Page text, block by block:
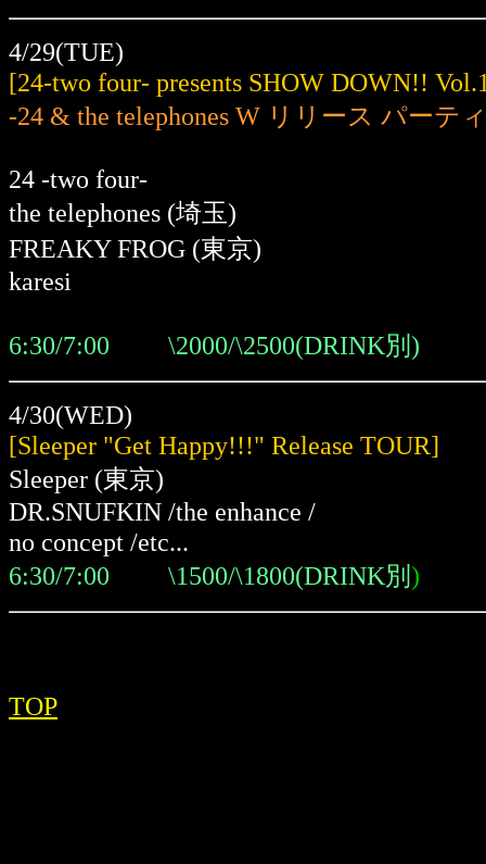
4/29(TUE)
[24-two four- presents SHOW DOWN!!
-24 & the telephones W リリース パーテ
24 -two four-
the telephones (埼玉)
FREAKY FROG (東京)
karesi
6:30/7:00 \2000/\2500(DRINK別)
4/30(WED)
[Sleeper "Get Happy!!!" Release TOUR]
Sleeper (東京)
DR.SNUFKIN /the enhance /
no concept /etc...
6:30/7:00 \1500/\1800(DRINK別 )
TOP